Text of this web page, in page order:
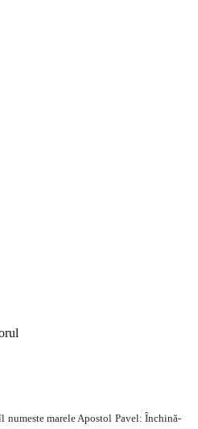
marele Apostol Pavel: Închină-